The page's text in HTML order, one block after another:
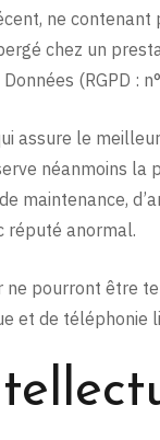
ne
chez un
(RGPD :
assure le
néanmoins
maintenance,
réputé anormal.
ne pourront être
et de téléphonie